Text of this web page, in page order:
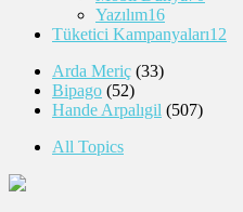
Yazılım16
Tüketici Kampanyaları12
Arda Meriç (33)
Bipago (52)
Hande Arpalıgil (507)
All Topics